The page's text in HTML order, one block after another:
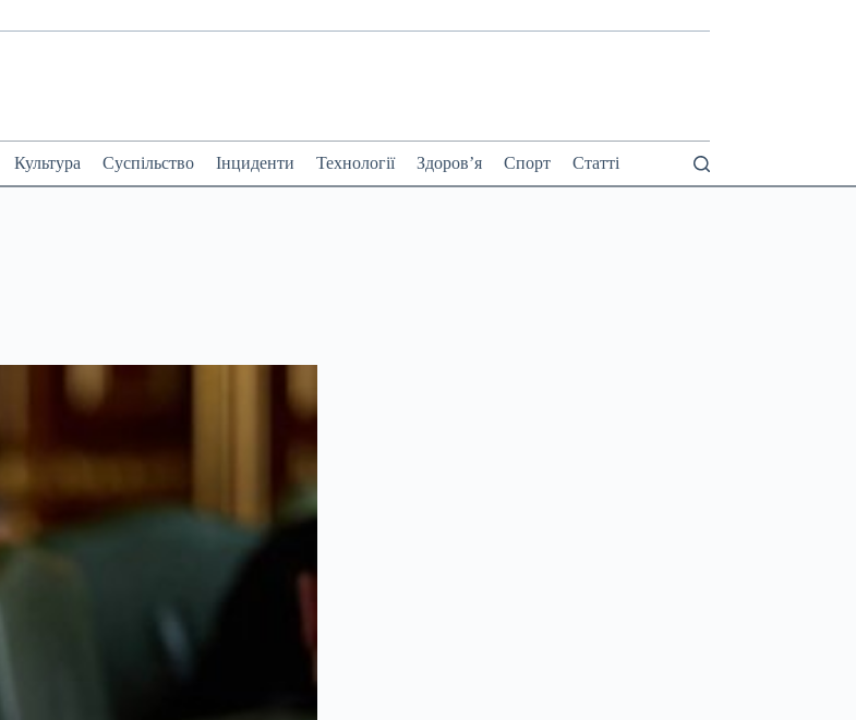
Культура Суспільство Інциденти Технології Здоров’я Спорт Статті